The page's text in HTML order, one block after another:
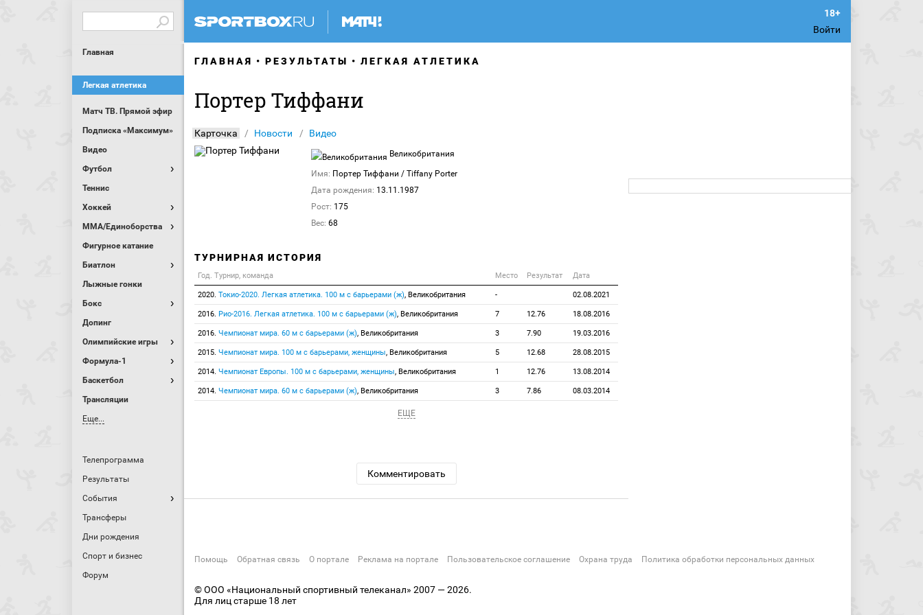
Войти
Главная
Легкая атлетика
Матч ТВ. Прямой эфир
Подписка «Максимум»
Видео
Футбол
Теннис
Хоккей
MMA/Единоборства
Фигурное катание
Биатлон
Лыжные гонки
Бокс
Допинг
Олимпийские игры
Формула-1
Баскетбол
Трансляции
Еще...
Телепрограмма
Результаты
События
Трансферы
Дни рождения
Спорт и бизнес
Форум
ГЛАВНАЯ РЕЗУЛЬТАТЫ ЛЕГКАЯ АТЛЕТИКА
Портер Тиффани
Карточка Новости Видео
Великобритания
Имя: Портер Тиффани / Tiffany Porter
Дата рождения: 13.11.1987
Рост: 175
Вес: 68
ТУРНИРНАЯ ИСТОРИЯ
Год. Турнир, команда Место Результат Дата
2020. Токио-2020. Легкая атлетика. 100 м с барьерами (ж), Великобритания - 02.08.2021
2016. Рио-2016. Легкая атлетика. 100 м с барьерами (ж), Великобритания 7 12.76 18.08.2016
2016. Чемпионат мира. 60 м с барьерами (ж), Великобритания 3 7.90 19.03.2016
2015. Чемпионат мира. 100 м с барьерами, женщины, Великобритания 5 12.68 28.08.2015
2014. Чемпионат Европы. 100 м c барьерами, женщины, Великобритания 1 12.76 13.08.2014
2014. Чемпионат мира. 60 м с барьерами (ж), Великобритания 3 7.86 08.03.2014
ЕЩЕ
Комментировать
Помощь Обратная связь О портале Реклама на портале Пользовательское соглашение Охрана труда Политика обработки персональных данных
© ООО «Национальный спортивный телеканал» 2007 — 2026.
Для лиц старше 18 лет